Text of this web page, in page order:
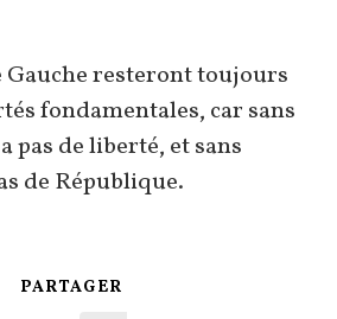
Gauche resteront toujours
fondamentales, car sans
pas de liberté, et sans
de République.
PARTAGER